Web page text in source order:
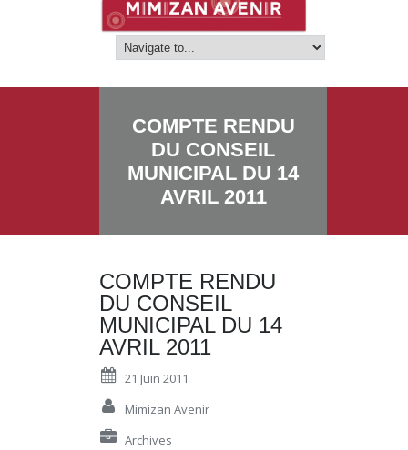
COMPTE RENDU
DU CONSEIL
MUNICIPAL DU 14
AVRIL 2011
COMPTE RENDU
DU CONSEIL
MUNICIPAL DU 14
AVRIL 2011
21 Juin 2011
Mimizan Avenir
Archives